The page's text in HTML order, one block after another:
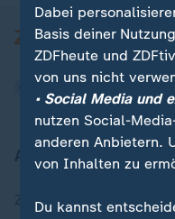
Aktuell bei ZDFheute
Zuletzt veröffentlicht
Dabei
Basis deiner
ZDFheute und
von uns nicht
• Social Media und
nutzen Social-
anderen Anbietern.
von Inhalten zu
Du kannst